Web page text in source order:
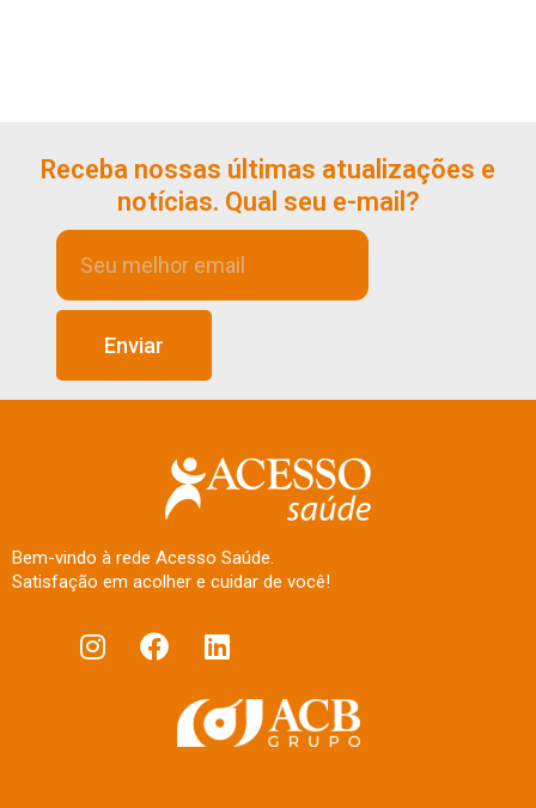
Receba nossas últimas atualizações e
notícias. Qual seu e-mail?
Enviar
Bem-vindo à rede Acesso Saúde.
Satisfação em acolher e cuidar de você!